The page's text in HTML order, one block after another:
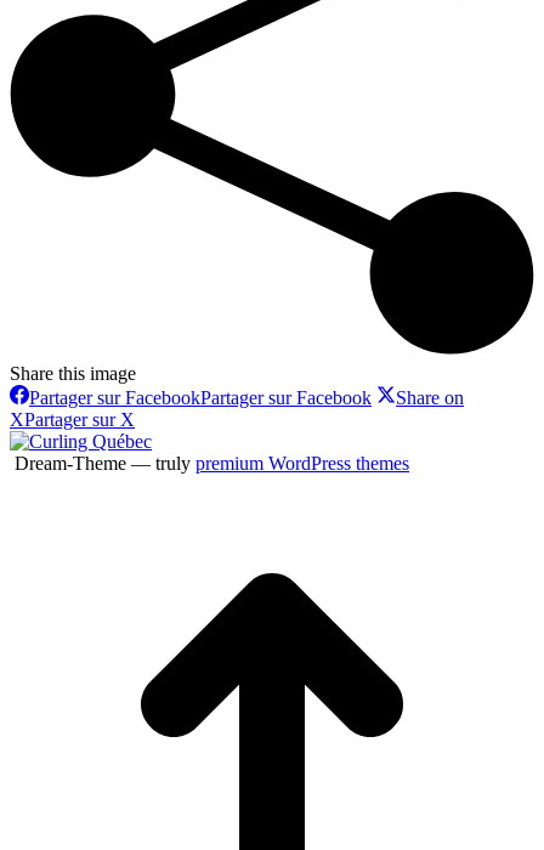
Share this image
Partager sur FacebookPartager sur Facebook
Share on
XPartager sur X
Dream-Theme — truly premium WordPress themes